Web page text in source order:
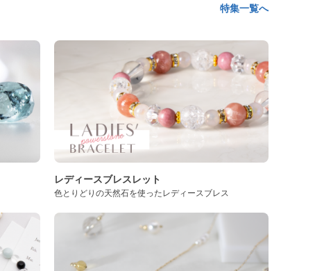
特集一覧へ
レディースブレスレット
色とりどりの天然石を使ったレディースブレス